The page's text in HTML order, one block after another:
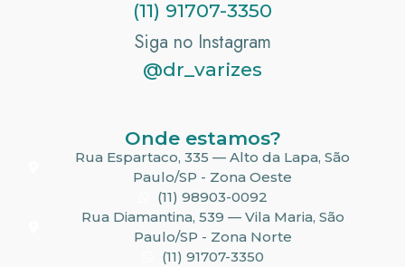
(11) 91707-3350
Siga no Instagram
@dr_varizes
Onde estamos?
Rua Espartaco, 335 — Alto da Lapa, São
Paulo/SP - Zona Oeste
(11) 98903-0092
Rua Diamantina, 539 — Vila Maria, São
Paulo/SP - Zona Norte
(11) 91707-3350